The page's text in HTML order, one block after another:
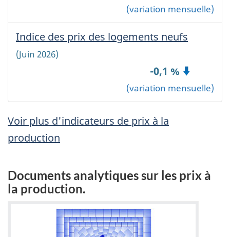
Canada
(variation mensuelle)
Indice des prix des logements neufs
(Juin 2026)
-0,1 %
(variation mensuelle)
Voir plus d'indicateurs de prix à la
production
Documents analytiques sur les prix à
la production.